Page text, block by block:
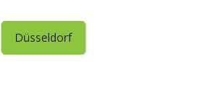
Düsseldorf